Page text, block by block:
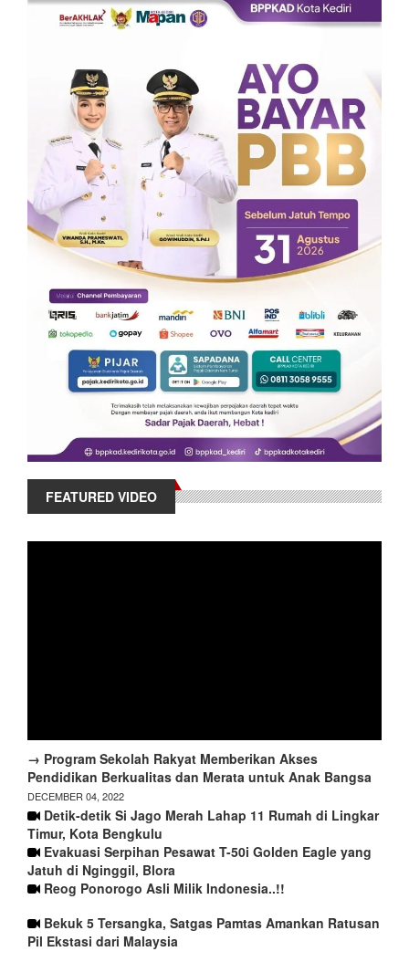
FEATURED VIDEO
→ Program Sekolah Rakyat Memberikan Akses
Pendidikan Berkualitas dan Merata untuk Anak Bangsa
DECEMBER 04, 2022
Detik-detik Si Jago Merah Lahap 11 Rumah di Lingkar
Timur, Kota Bengkulu
Evakuasi Serpihan Pesawat T-50i Golden Eagle yang
Jatuh di Nginggil, Blora
Reog Ponorogo Asli Milik Indonesia..!!
Bekuk 5 Tersangka, Satgas Pamtas Amankan Ratusan
Pil Ekstasi dari Malaysia